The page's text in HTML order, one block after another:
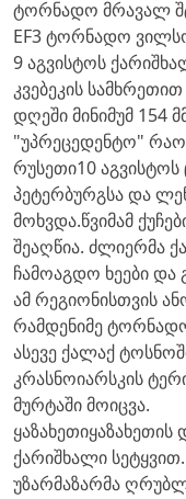
ტორნადო მრავალ
EF3 ტორნადო
9 აგვისტოს
კვებეკის
დღეში მინიმუმ 154
"უპრეცედენტო"
რუსეთი10
პეტერბურგსა და
მოხვდა.წვიმამ
შეაღწია. ძლიერმა
ჩამოაგდო ხეები
ამ რეგიონისთვის
რამდენიმე
ასევე ქალაქ
კრასნოიარსკის
მურტაში მოიცვა.
ქარიშხალი
უზარმაზარმა